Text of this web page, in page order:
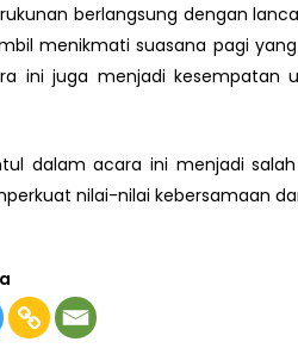
berlangsung dengan
menikmati suasana pagi
ini juga menjadi kesempatan
dalam acara ini menjadi
nilai-nilai kebersamaan